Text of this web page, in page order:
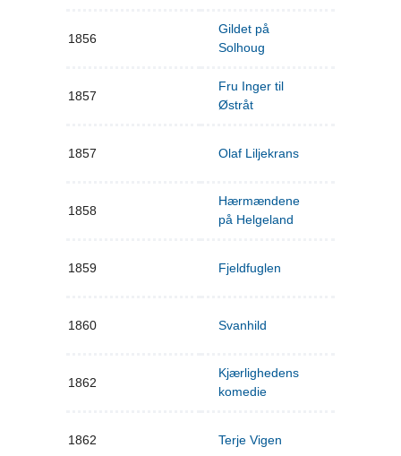
1856
Gildet på
Solhoug
1857
Fru Inger til
Østråt
1857 Olaf Liljekrans
1858
Hærmændene
på Helgeland
1859 Fjeldfuglen
1860 Svanhild
1862
Kjærlighedens
komedie
1862 Terje Vigen